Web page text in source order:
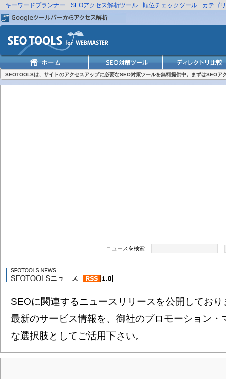
キーワードプランナー SEOアクセス解析ツール 順位チェックツール カテゴ
SEOTOOLSは、サイトのアクセスアップに必要なSEO対策ツールを無料提供中。まずはSEOア
ニュースを検索
SEOに関連するニュースリリースを公開しており
最新のサービス情報を、御社のプロモーション・
な選択肢としてご活用下さい。